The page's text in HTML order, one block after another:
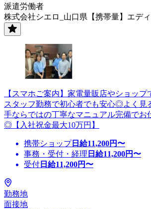
派遣労働者
株式会社シエロ_山口県【携帯量】エデ
【スマホご案内】家電量販店やショップ
スタッフ勤務で初心者でも安心◎よく見
手ならではの丁寧なマニュアル完備でお
◎【入社祝金最大10万円】
携帯ショップ日給11,200円〜
事務・受付・経理 日給11,200円〜
受付 日給11,200円〜
勤務地
面接地